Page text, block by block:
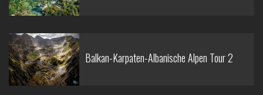
Balkan-Karpaten-Albanische Alpen Tour 2